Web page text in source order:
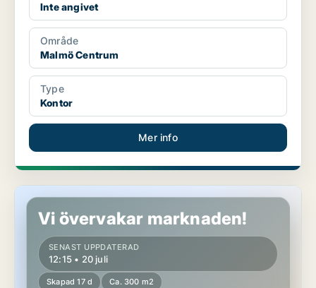
Inte angivet
Område
Malmö Centrum
Type
Kontor
Mer info
Butikslokal i Malmö Centrum
Vi övervakar marknaden!
SENAST UPPDATERAD
12:15 • 20 juli
Skapad 17 d Ca. 300 m2